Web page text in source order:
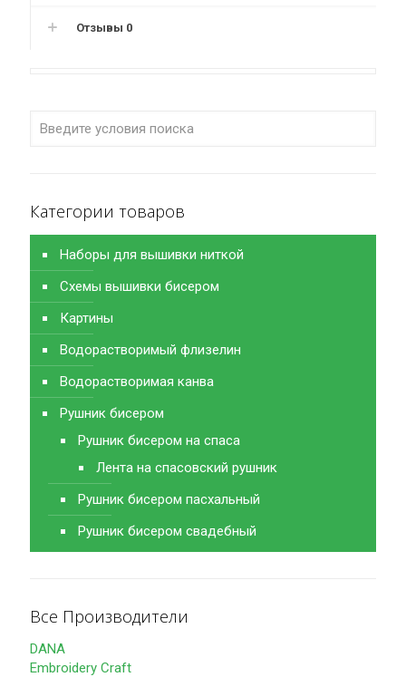
Отзывы 0
Категории товаров
Наборы для вышивки ниткой
Схемы вышивки бисером
Картины
Водорастворимый флизелин
Водорастворимая канва
Рушник бисером
Рушник бисером на спаса
Лента на спасовский рушник
Рушник бисером пасхальный
Рушник бисером свадебный
Все Производители
DANA
Embroidery Craft